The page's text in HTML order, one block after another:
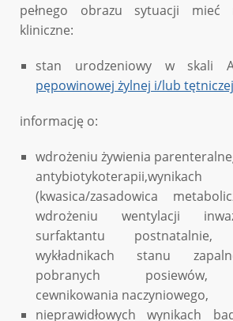
pełnego obrazu sytuacji mieć
kliniczne:
stan urodzeniowy w skali
pępowinowej żylnej i/lub
informację o:
wdrożeniu żywienia
(kwasica/zasadowica
wdrożeniu wentylacji
surfaktantu postnatalnie,
wykładnikach stanu
pobranych posiewów,
cewnikowania naczyniowego,
nieprawidłowych wynikach